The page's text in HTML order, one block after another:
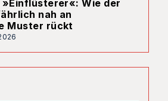
»Einflüsterer«: Wie der
nah an
Muster rückt